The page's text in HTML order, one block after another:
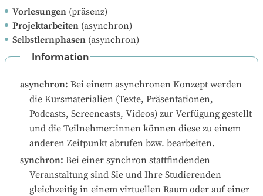
Vorlesungen (präsenz)
Projektarbeiten (asynchron)
Selbstlernphasen (asynchron)
Information
asynchron: Bei einem asynchronen Konzept werden
die Kursmaterialien (Texte, Präsentationen,
Podcasts, Screencasts, Videos) zur Verfügung gestellt
und die Teilnehmer:innen können diese zu einem
anderen Zeitpunkt abrufen bzw. bearbeiten.
synchron: Bei einer synchron stattfindenden
Veranstaltung sind Sie und Ihre Studierenden
gleichzeitig in einem virtuellen Raum oder auf einer